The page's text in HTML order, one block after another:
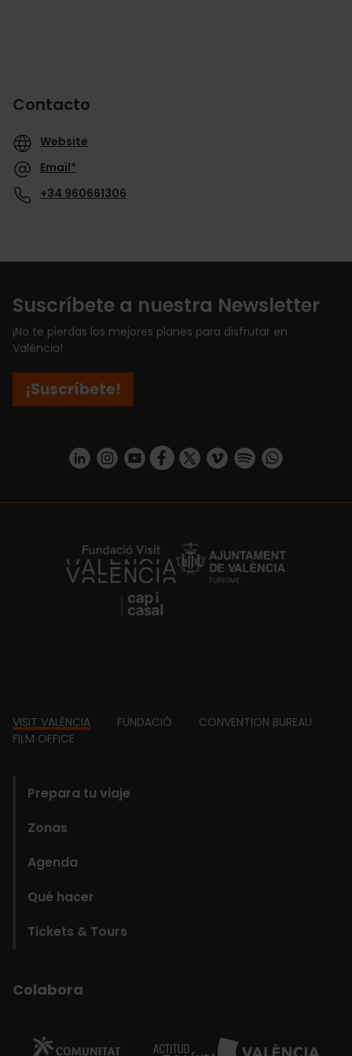
Contacto
Website
Email*
+34 960661306
Suscríbete a nuestra Newsletter
¡No te pierdas los mejores planes para disfrutar en
València!
¡Suscríbete!
https://www.linkedin.com/company/turismo-valencia/mycompany/
https://www.instagram.com/visit_valencia/
https://www.youtube.com/user/
https://www.facebook.com/
https://twitter.com/
https://vimeo.com/
https://https://api.whatsapp.com/
https://fundacion.visitvalencia.com/
Footer
VISIT VALÈNCIA FUNDACIÓ
CONVENTION BUREAU
FILM OFFICE
Prepara tu viaje
Zonas
Agenda
Qué hacer
Tickets & Tours
Colabora